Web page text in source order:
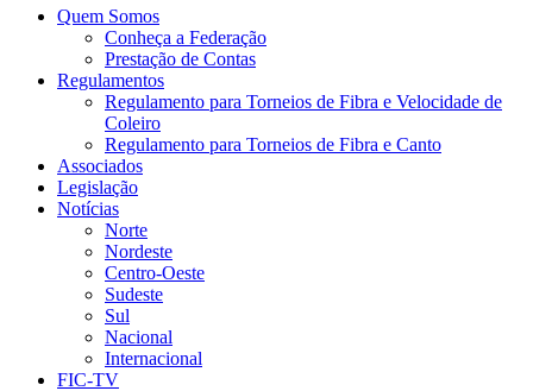
Site da Federação Internacional dos Criadores de Pássaros
Quem Somos
Conheça a Federação
Prestação de Contas
Regulamentos
Regulamento para Torneios de Fibra e Velocidade de
Coleiro
Regulamento para Torneios de Fibra e Canto
Associados
Legislação
Notícias
Norte
Nordeste
Centro-Oeste
Sudeste
Sul
Nacional
Internacional
FIC-TV